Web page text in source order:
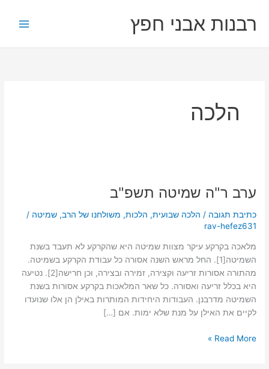
לתוכןרבנות אבני חפץ
הלכה
ערב ר"ה שמיטה תשפ"ב
כתיבת תגובה / הלכה שבועית, הלכות, משולחנו של הרב,שמיטה /
rav-hefez631
מלאכה בקרקע עיקר מצוות שמיטה היא שהקרקע לא תעבד בשנת
השמיטה[1]. החל מראש השנה אסורה כל עבודת הקרקע בשמיטה.
מהתורה אסורות זריעה וקצירה, זמירה ובצירה, וכן חרישה[2]. נטיעה
היא בכלל זריעה ואסורה. כל שאר המלאכות בקרקע אסורות בשנת
השמיטה מדרבנן. העבודות היחידות המותרות באילן הן אלו שנועדו
לקיים את האילן על מנת שלא ימות. אם […]
שמיטה
Read More »